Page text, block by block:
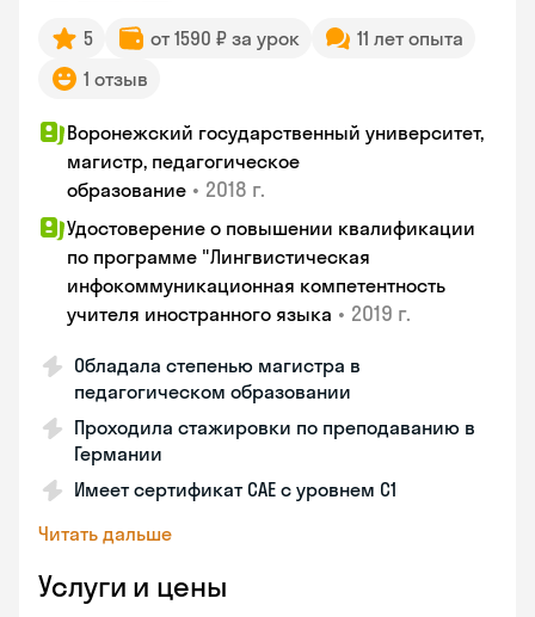
5 от 1590 ₽ за урок
11 лет опыта
1 отзыв
Воронежский государственный университет,
магистр, педагогическое
образование • 2018 г.
Удостоверение о повышении квалификации
по программе "Лингвистическая
инфокоммуникационная компетентность
учителя иностранного языка • 2019 г.
Обладала степенью магистра в
педагогическом образовании
Проходила стажировки по преподаванию в
Германии
Имеет сертификат САЕ с уровнем С1
Читать дальше
Услуги и цены